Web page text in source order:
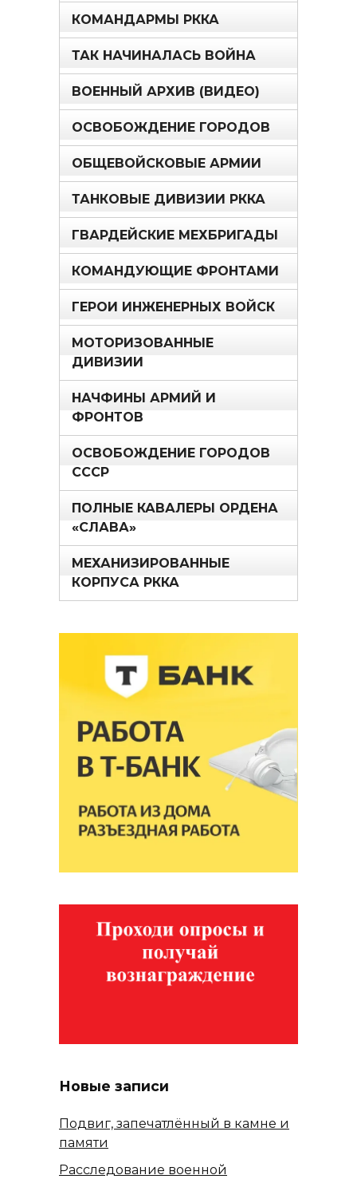
КОМАНДАРМЫ РККА
ТАК НАЧИНАЛАСЬ ВОЙНА
ВОЕННЫЙ АРХИВ (ВИДЕО)
ОСВОБОЖДЕНИЕ ГОРОДОВ
ОБЩЕВОЙСКОВЫЕ АРМИИ
ТАНКОВЫЕ ДИВИЗИИ РККА
ГВАРДЕЙСКИЕ МЕХБРИГАДЫ
КОМАНДУЮЩИЕ ФРОНТАМИ
ГЕРОИ ИНЖЕНЕРНЫХ ВОЙСК
МОТОРИЗОВАННЫЕ
ДИВИЗИИ
НАЧФИНЫ АРМИЙ И
ФРОНТОВ
ОСВОБОЖДЕНИЕ ГОРОДОВ
СССР
ПОЛНЫЕ КАВАЛЕРЫ ОРДЕНА
«СЛАВА»
МЕХАНИЗИРОВАННЫЕ
КОРПУСА РККА
Новые записи
Подвиг, запечатлённый в камне и
памяти
Расследование военной